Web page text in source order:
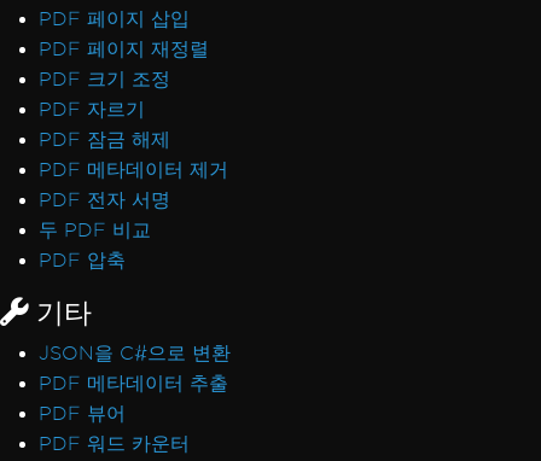
PDF 페이지 삽입
PDF 페이지 재정렬
PDF 크기 조정
PDF 자르기
PDF 잠금 해제
PDF 메타데이터 제거
PDF 전자 서명
두 PDF 비교
PDF 압축
기타
JSON을 C#으로 변환
PDF 메타데이터 추출
PDF 뷰어
PDF 워드 카운터